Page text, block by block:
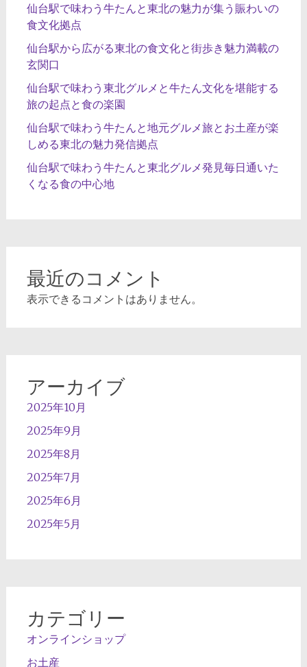
仙台駅で味わう牛たんと東北の魅力が集う賑わいの
食文化拠点
仙台駅から広がる東北の食文化と街歩き魅力満載の
玄関口
仙台駅で味わう東北グルメと牛たん文化を堪能する
旅の起点と食の楽園
仙台駅で味わう牛たんと地元グルメ旅とお土産が楽
しめる東北の魅力発信拠点
仙台駅で味わう牛たんと東北グルメ発見毎日通いた
くなる食の中心地
最近のコメント
表示できるコメントはありません。
アーカイブ
2025年10月
2025年9月
2025年8月
2025年7月
2025年6月
2025年5月
カテゴリー
オンラインショップ
お土産